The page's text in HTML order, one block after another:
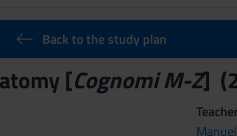
Back to the study plan
[Cognomi M-Z]